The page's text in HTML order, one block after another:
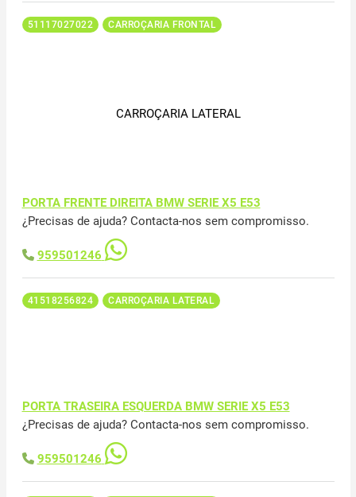
51117027022 CARROÇARIA FRONTAL
CARROÇARIA LATERAL
PORTA FRENTE DIREITA BMW SERIE X5 E53
¿Precisas de ajuda? Contacta-nos sem compromisso.
959501246
41518256824 CARROÇARIA LATERAL
PORTA TRASEIRA ESQUERDA BMW SERIE X5 E53
¿Precisas de ajuda? Contacta-nos sem compromisso.
959501246